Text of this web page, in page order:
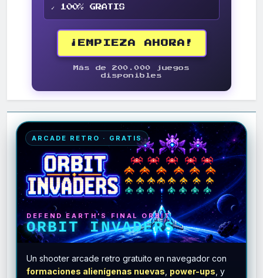
✓ 100% GRATIS
¡EMPIEZA AHORA!
Más de 200.000 juegos
disponibles
ARCADE RETRO · GRATIS
DEFEND EARTH'S FINAL ORBIT
ORBIT INVADERS
Un shooter arcade retro gratuito en navegador con
formaciones alienígenas nuevas power-ups , y